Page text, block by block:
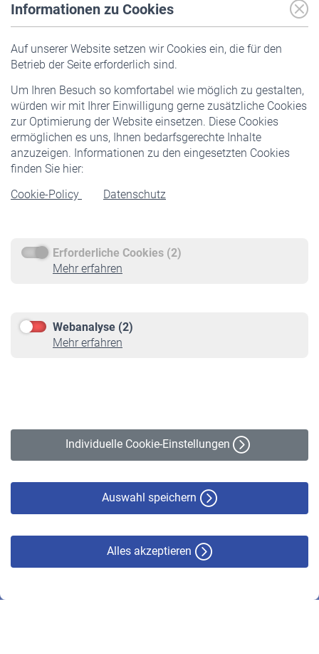
Informationen zu Cookies
Auf unserer Website setzen wir Cookies ein, die für den
Betrieb der Seite erforderlich sind.
Um Ihren Besuch so komfortabel wie möglich zu gestalten,
würden wir mit Ihrer Einwilligung gerne zusätzliche Cookies
zur Optimierung der Website einsetzen. Diese Cookies
ermöglichen es uns, Ihnen bedarfsgerechte Inhalte
anzuzeigen. Informationen zu den eingesetzten Cookies
finden Sie hier:
Cookie-Policy
Datenschutz
Erforderliche Cookies (2)
Mehr erfahren
Webanalyse (2)
Mehr erfahren
Individuelle Cookie-Einstellungen
Auswahl speichern
Alles akzeptieren
Pflichtversicherung
Staatliche Förderung
Veranstaltungen
Rentner
Rentenbeginn
Rente beantragen
Service
Informationen
Online-Rechner
VBLnewsletter
Erklärung zur Barrierefreiheit
© VBL 2026